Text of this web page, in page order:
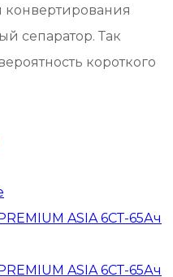
конвертирования
сепаратор. Так
короткого